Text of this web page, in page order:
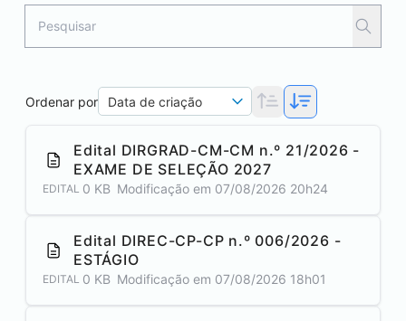
Ordenar por Data de criação
Edital DIRGRAD-CM-CM n.º 21/2026 -
EXAME DE SELEÇÃO 2027
EDITAL 0 KB Modificação em 07/08/2026 20h24
Edital DIREC-CP-CP n.º 006/2026 -
ESTÁGIO
EDITAL 0 KB Modificação em 07/08/2026 18h01